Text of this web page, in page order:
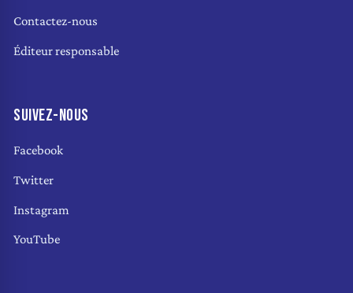
Contactez-nous
Éditeur responsable
SUIVEZ-NOUS
Facebook
Twitter
Instagram
YouTube